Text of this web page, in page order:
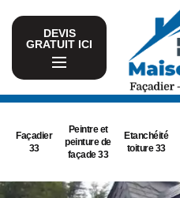
DEVIS
GRATUIT ICI
Façadier
33
Peintre et
peinture de
façade 33
Etanchéité
toiture 33